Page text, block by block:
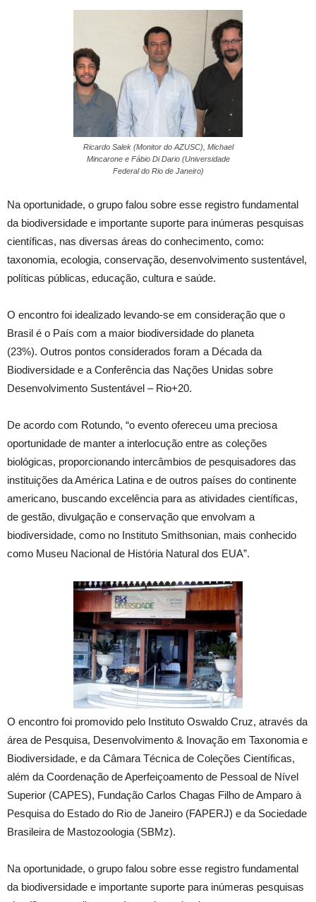
Ricardo Salek (Monitor do AZUSC), Michael
Mincarone e Fábio Di Dario (Universidade
Federal do Rio de Janeiro)
Na oportunidade, o grupo falou sobre esse registro fundamental
da biodiversidade e importante suporte para inúmeras pesquisas
científicas, nas diversas áreas do conhecimento, como:
taxonomia, ecologia, conservação, desenvolvimento sustentável,
políticas públicas, educação, cultura e saúde.
O encontro foi idealizado levando-se em consideração que o
Brasil é o País com a maior biodiversidade do planeta
(23%). Outros pontos considerados foram a Década da
Biodiversidade e a Conferência das Nações Unidas sobre
Desenvolvimento Sustentável – Rio+20.
De acordo com Rotundo, “o evento ofereceu uma preciosa
oportunidade de manter a interlocução entre as coleções
biológicas, proporcionando intercâmbios de pesquisadores das
instituições da América Latina e de outros países do continente
americano, buscando excelência para as atividades científicas,
de gestão, divulgação e conservação que envolvam a
biodiversidade, como no Instituto Smithsonian, mais conhecido
como Museu Nacional de História Natural dos EUA”.
O encontro foi promovido pelo Instituto Oswaldo Cruz, através da
área de Pesquisa, Desenvolvimento & Inovação em Taxonomia e
Biodiversidade, e da Câmara Técnica de Coleções Científicas,
além da Coordenação de Aperfeiçoamento de Pessoal de Nível
Superior (CAPES), Fundação Carlos Chagas Filho de Amparo à
Pesquisa do Estado do Rio de Janeiro (FAPERJ) e da Sociedade
Brasileira de Mastozoologia (SBMz).
Na oportunidade, o grupo falou sobre esse registro fundamental
da biodiversidade e importante suporte para inúmeras pesquisas